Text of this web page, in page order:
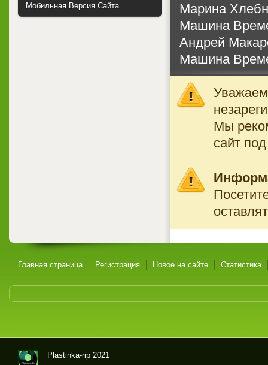
Марина
Машина
Андрей
Машина
Мы
сайт
Мобильная Версия Сайта
Главная страница Регистрация Новое на сайте Статистика
Plastinka-rip 2021